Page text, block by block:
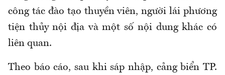
công tác đào tạo thuyền viên, người lái phương
tiện thủy nội địa và một số nội dung khác có
liên quan.
Theo báo cáo, sau khi sáp nhập, cảng biển TP.